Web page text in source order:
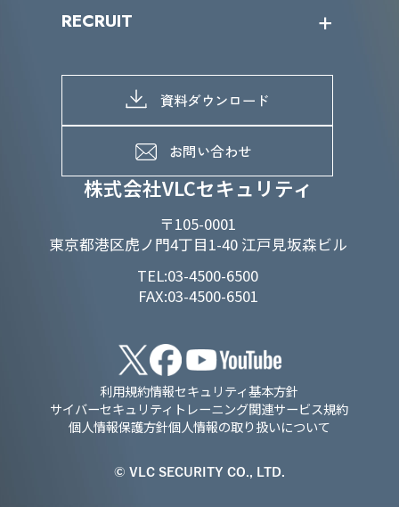
株式会社VLCセキュリティ
〒105-0001
東京都港区虎ノ門4丁目1-40 江戸見坂森ビル
TEL:03-4500-6500
FAX:03-4500-6501
IRライブラリー
よくあるご質問
当グループのマテリアリティ
SDGs推進体制
D&Iの取り組み
RECRUIT
募集職種一覧
メッセージ
メンバーインタビュー
資料ダウンロード
お問い合わせ
利用規約情報セキュリティ基本方針
サイバーセキュリティトレーニング関連サービス規約
個人情報保護方針個人情報の取り扱いについて
© VLC SECURITY CO., LTD.